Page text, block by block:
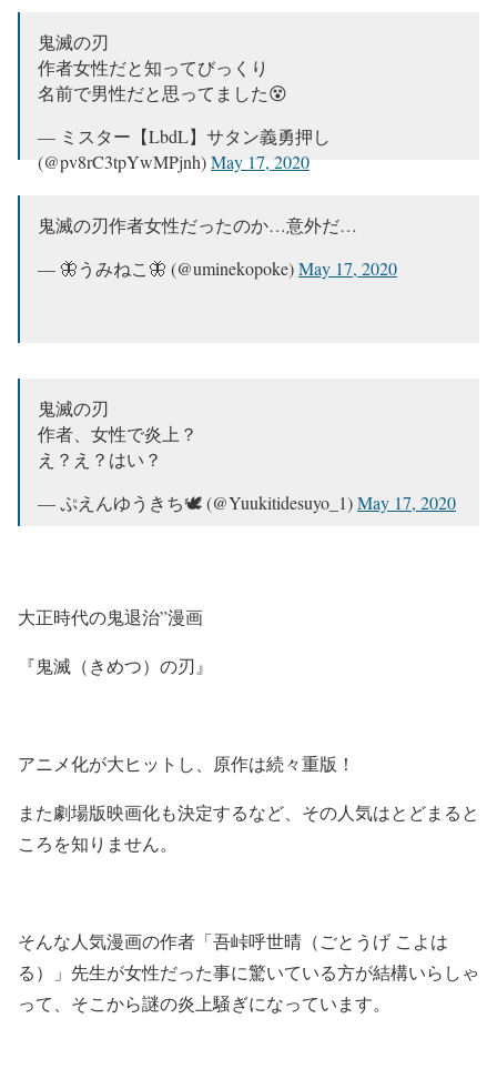
鬼滅の刃
作者女性だと知ってびっくり
名前で男性だと思ってました😵
— ミスター【LbdL】サタン義勇押し
(@pv8rC3tpYwMPjnh)May 17, 2020
鬼滅の刃作者女性だったのか…意外だ…
— 🦋うみねこ🦋 (@uminekopoke)May 17, 2020
鬼滅の刃
作者、女性で炎上？
え？え？はい？
— ぷえんゆうきち🕊 (@Yuukitidesuyo_1)May 17, 2020
大正時代の鬼退治”漫画
『鬼滅（きめつ）の刃』
アニメ化が大ヒットし、原作は続々重版！
また劇場版映画化も決定するなど、その人気はとどまると
ころを知りません。
そんな人気漫画の作者「吾峠呼世晴（ごとうげ こよは
る）」先生が女性だった事に驚いている方が結構いらしゃ
って、そこから謎の炎上騒ぎになっています。